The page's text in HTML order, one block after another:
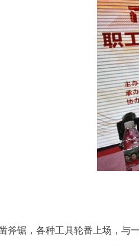
斧锯，各种工具轮番上场，与